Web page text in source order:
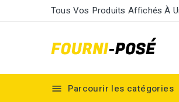
Tous Vos Produits Affichés À
 Parcourir les catégories